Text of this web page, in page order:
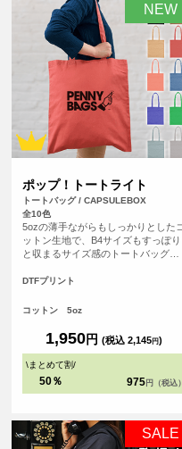
NEW
ポップ！トートライト
トートバッグ / CAPSULEBOX
全10色
5ozの薄手ながらもしっかりとした
ットン生地で、B4サイズもすっぽり
と収まるサイズ感のトートバッグで
ットタイプのトートバッグなので書
も持ち歩きにも便利なトートバッ
ゆったりかけて手を塞がず、老若男
女問わずご使用いただけます。
DTFプリント
コットン 5oz
1,950円 (税込 2,145円)
\まとめて割/
50％ 975 円（税込）
SALE